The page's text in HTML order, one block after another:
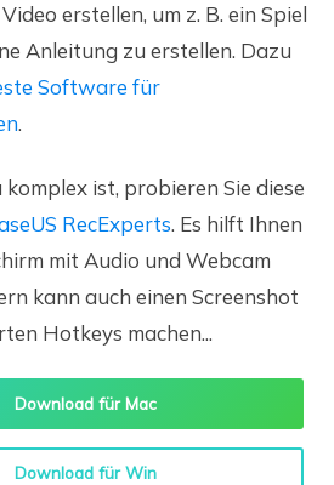
erstellen, um z. B. ein Spiel
Anleitung zu erstellen. Dazu
Software für
.
ist, probieren Sie diese
RecExperts. Es hilft Ihnen
mit Audio und Webcam
kann auch einen Screenshot
Hotkeys machen...
Download für Mac
Download für Win